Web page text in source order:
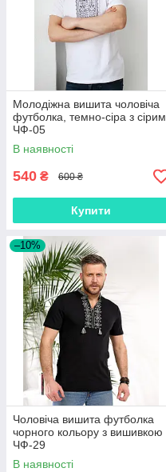
Молодіжна вишита чоловіча
футболка, темно-сіра з сірим
ЧФ-05
В наявності
540 ₴ 600 ₴
Купити
–10%
Чоловіча вишита футболка
чорного кольору з вишивкою
ЧФ-29
В наявності